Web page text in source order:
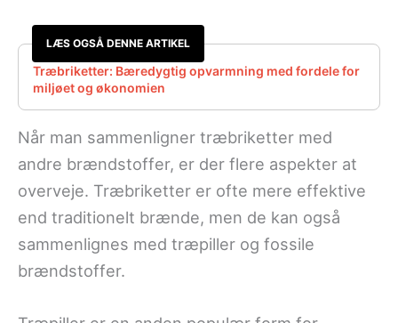
LÆS OGSÅ DENNE ARTIKEL
Træbriketter: Bæredygtig opvarmning med fordele for
miljøet og økonomien
Når man sammenligner træbriketter med
andre brændstoffer, er der flere aspekter at
overveje. Træbriketter er ofte mere effektive
end traditionelt brænde, men de kan også
sammenlignes med træpiller og fossile
brændstoffer.